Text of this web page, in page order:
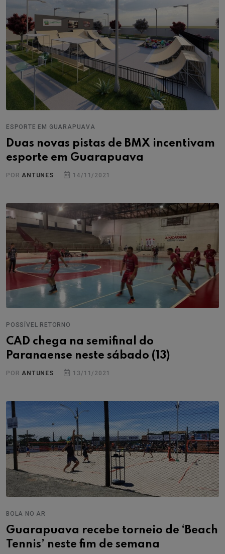
ESPORTE EM GUARAPUAVA
Duas novas pistas de BMX incentivam
esporte em Guarapuava
PORANTUNES 14/11/2021
POSSÍVEL RETORNO
CAD chega na semifinal do
Paranaense neste sábado (13)
POR ANTUNES 13/11/2021
BOLA NO AR
Guarapuava recebe torneio de ‘Beach
Tennis’ neste fim de semana